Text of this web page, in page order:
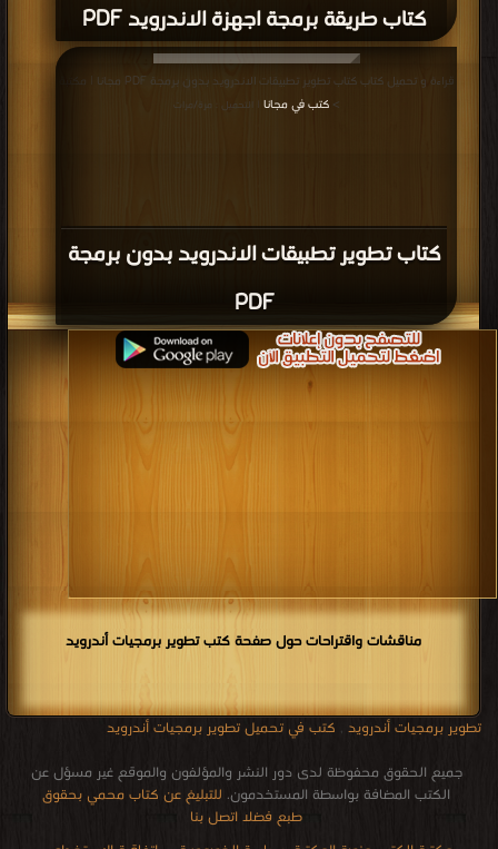
كتاب طريقة برمجة اجهزة الاندرويد PDF
كتاب تطوير تطبيقات الاندرويد بدون برمجة
PDF
قراءة و تحميل كتاب كتاب تطوير تطبيقات الاندرويد بدون برمجة PDF مجانا | مكتبة
>كتب في مجانا | التحميل : مرة/مرات
مناقشات واقتراحات حول صفحة كتب تطوير برمجيات أندرويد
تطوير برمجيات أندرويد , كتب في تحميل تطوير برمجيات أندرويد
جميع الحقوق محفوظة لدى دور النشر والمؤلفون والموقع غير مسؤل عن
الكتب المضافة بواسطة المستخدمون. للتبليغ عن كتاب محمي بحقوق
طبع فضلا اتصل بنا